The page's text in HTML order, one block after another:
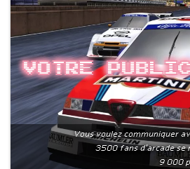
Votre
Vous voulez communiquer
3500 fans d'arcade se
9 000